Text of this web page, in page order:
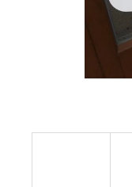
77 Kč